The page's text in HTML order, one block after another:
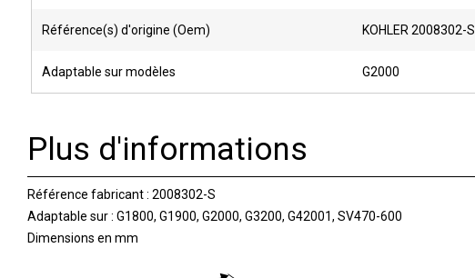
Référence(s) d'origine (Oem) KOHLER 2008302-S
Adaptable sur modèles G2000
Plus d'informations
Référence fabricant : 2008302-S
Adaptable sur: G1800, G1900, G2000, G3200, G42001, SV470-600
Dimensions en mm